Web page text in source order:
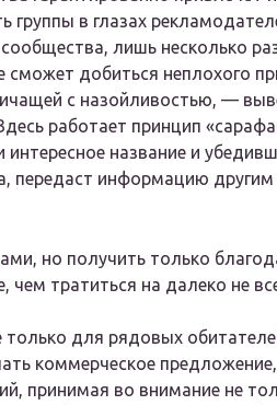
группы в глазах
лишь несколько
сможет добиться неплохого
с назойливостью, —
работает принцип
название и
передаст информацию
но получить только
чем тратиться на далеко не
только для рядовых
коммерческое
принимая во внимание не